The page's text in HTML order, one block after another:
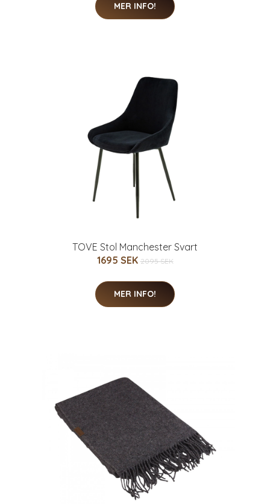
MER INFO!
TOVE Stol Manchester Svart
1695 SEK 2095 SEK
MER INFO!